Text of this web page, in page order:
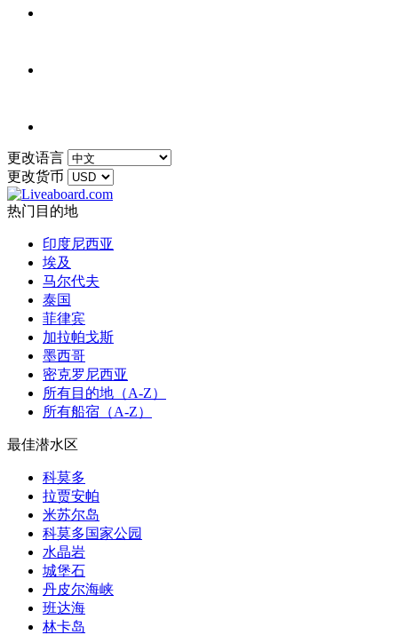
更改语言
更改货币
热门目的地
印度尼西亚
埃及
马尔代夫
泰国
菲律宾
加拉帕戈斯
墨西哥
密克罗尼西亚
所有目的地（A-Z）
所有船宿（A-Z）
最佳潜水区
科莫多
拉贾安帕
米苏尔岛
科莫多国家公园
水晶岩
城堡石
丹皮尔海峡
班达海
林卡岛